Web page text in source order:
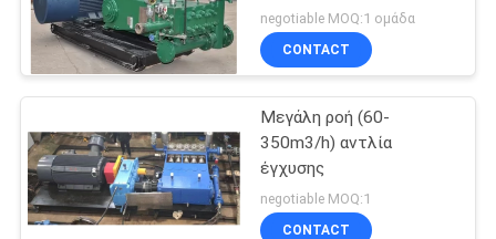
λίπανσης ISO9001
εγκεκριμένο
negotiable MOQ:1 ομάδα
CONTACT
Μεγάλη ροή (60-
350m3/h) αντλία
έγχυσης
negotiable MOQ:1
CONTACT